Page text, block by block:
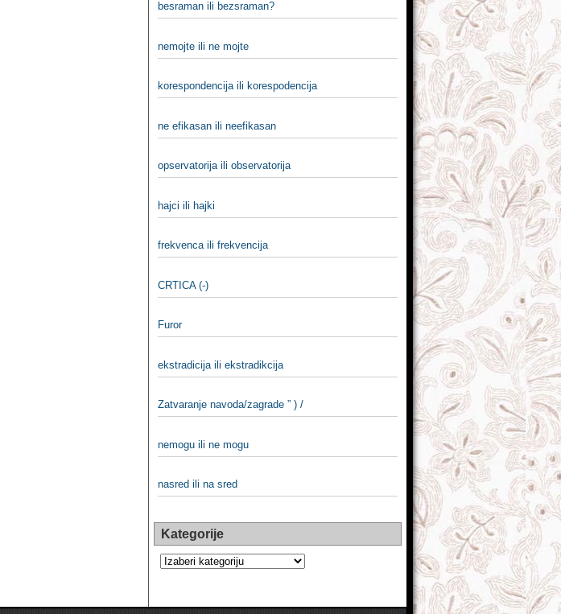
besraman ili bezsraman?
nemojte ili ne mojte
korespondencija ili korespodencija
ne efikasan ili neefikasan
opservatorija ili observatorija
hajci ili hajki
frekvenca ili frekvencija
CRTICA (-)
Furor
ekstradicija ili ekstradikcija
Zatvaranje navoda/zagrade ” ) /
nemogu ili ne mogu
nasred ili na sred
Kategorije
Kategorije